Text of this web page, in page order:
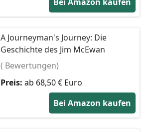
A Journeyman's Journey: Die
Geschichte des Jim McEwan
( Bewertungen)
Preis: ab 68,50 € Euro
Bei Amazon kaufen